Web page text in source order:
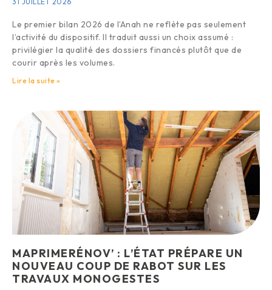
Le premier bilan 2026 de l’Anah ne reflète pas seulement
l’activité du dispositif. Il traduit aussi un choix assumé :
privilégier la qualité des dossiers financés plutôt que de
courir après les volumes.
Lire la suite »
MAPRIMERÉNOV’ : L’ÉTAT PRÉPARE UN
NOUVEAU COUP DE RABOT SUR LES
TRAVAUX MONOGESTES